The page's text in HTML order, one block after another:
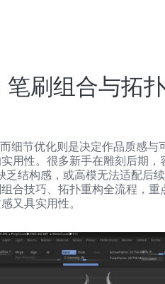
笔刷组合与拓
而细节优化则是决定作品质感
用性。很多新手在雕刻后期，
结构感，或高模无法适配后
合技巧、拓扑重构全流程，
又具实用性。